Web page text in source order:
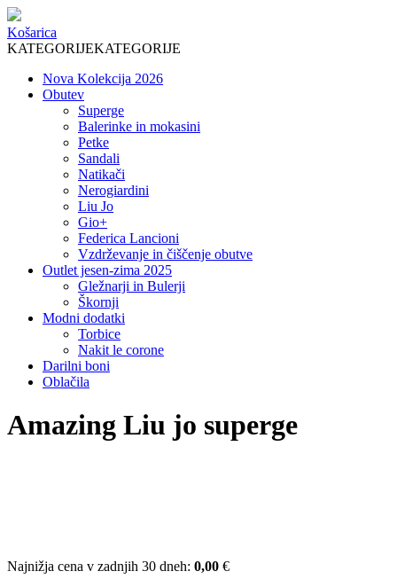
Košarica
KATEGORIJEKATEGORIJE
Nova Kolekcija 2026
Obutev
Superge
Balerinke in mokasini
Petke
Sandali
Natikači
Nerogiardini
Liu Jo
Gio+
Federica Lancioni
Vzdrževanje in čiščenje obutve
Outlet jesen-zima 2025
Gležnarji in Bulerji
Škornji
Modni dodatki
Torbice
Nakit le corone
Darilni boni
Oblačila
Amazing Liu jo superge
Najnižja cena v zadnjih 30 dneh: 0,00 €